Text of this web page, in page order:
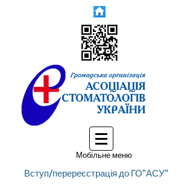
Мобільне меню
Вступ/перереєстрація до ГО"АСУ"